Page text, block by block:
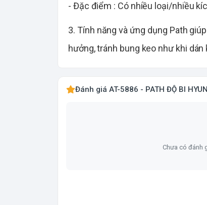
- Đặc điểm : Có nhiều loại/nhiều
3. Tính năng và ứng dụng Path
hưởng, tránh bung keo như khi
Đánh giá AT-5886 - PATH ĐỘ BI
Chưa có đánh